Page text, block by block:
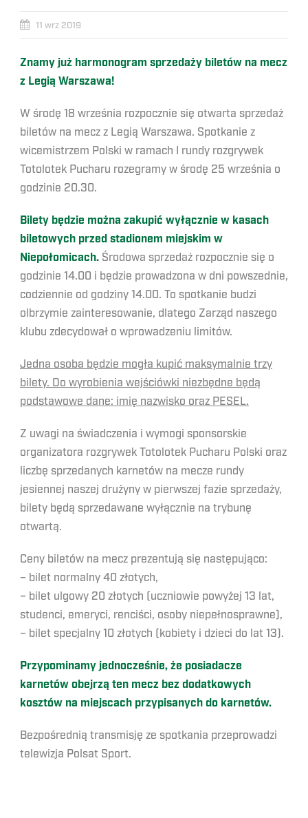
11 wrz 2019
Znamy już harmonogram sprzedaży biletów na mecz
z Legią Warszawa!
W środę 18 września rozpocznie się otwarta sprzedaż
biletów na mecz z Legią Warszawa. Spotkanie z
wicemistrzem Polski w ramach I rundy rozgrywek
Totolotek Pucharu rozegramy w środę 25 września o
godzinie 20.30.
Bilety będzie można zakupić wyłącznie w kasach
biletowych przed stadionem miejskim w
Niepołomicach. Środowa sprzedaż rozpocznie się o
godzinie 14.00 i będzie prowadzona w dni powszednie,
codziennie od godziny 14.00. To spotkanie budzi
olbrzymie zainteresowanie, dlatego Zarząd naszego
klubu zdecydował o wprowadzeniu limitów.
Jedna osoba będzie mogła kupić maksymalnie trzy
bilety. Do wyrobienia wejściówki niezbędne będą
podstawowe dane: imię nazwisko oraz PESEL.
Z uwagi na świadczenia i wymogi sponsorskie
organizatora rozgrywek Totolotek Pucharu Polski oraz
liczbę sprzedanych karnetów na mecze rundy
jesiennej naszej drużyny w pierwszej fazie sprzedaży,
bilety będą sprzedawane wyłącznie na trybunę
otwartą.
Ceny biletów na mecz prezentują się następująco:
– bilet normalny 40 złotych,
– bilet ulgowy 20 złotych (uczniowie powyżej 13 lat,
studenci, emeryci, renciści, osoby niepełnosprawne),
– bilet specjalny 10 złotych (kobiety i dzieci do lat 13).
Przypominamy jednocześnie, że posiadacze
karnetów obejrzą ten mecz bez dodatkowych
kosztów na miejscach przypisanych do karnetów.
Bezpośrednią transmisję ze spotkania przeprowadzi
telewizja Polsat Sport.